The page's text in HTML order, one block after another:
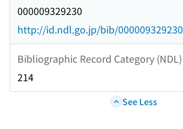
000009329230
http://id.ndl.go.jp/bib/000009329230
Bibliographic Record Category (NDL)
214
See Less